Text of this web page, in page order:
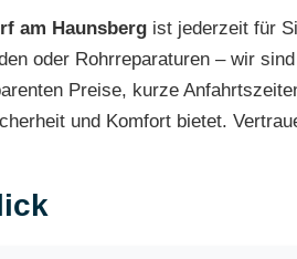
am Haunsberg ist jederzeit für
oder Rohrreparaturen – wir
Preise, kurze
und Komfort bietet.